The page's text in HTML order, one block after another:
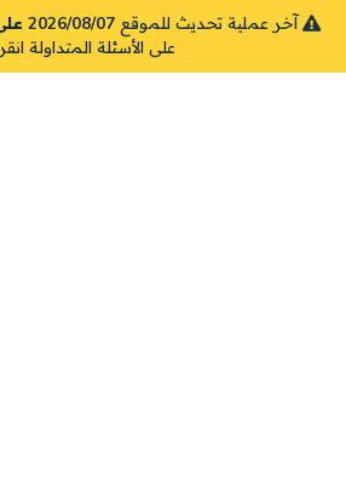
آخر عملية تحديث للموقع 2026/08/07 على الساعة 16:31
على الأسئلة المتداولة انقر